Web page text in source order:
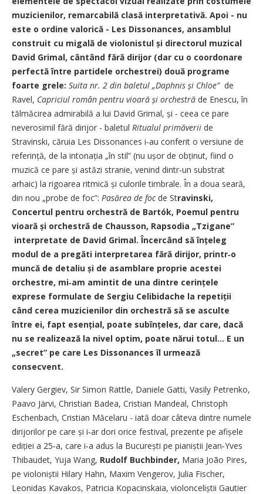
muzicienilor, remarcabilă clasă interpretativă. Apoi - nu
este o ordine valorică - Les Dissonances, ansamblul
construit cu migală de violonistul și directorul muzical
David Grimal, cântând fără dirijor (dar cu o coordonare
perfectă între partidele orchestrei) două programe
foarte grele: Suita nr. 2 din baletul „Daphnis și Chloe”de
Ravel, Capriciul român pentru vioară și orchestră de Enescu, în
tălmăcirea admirabilă a lui David Grimal, și - ceea ce pare
neverosimil fără dirijor - baletul Ritualul primăverii de
Stravinski, căruia Les Dissonances i‑au conferit o versiune de
referință, de la intonația „în stil” (nu ușor de obținut, fiind o
muzică ce pare și astăzi stranie, venind dintr‑un substrat
arhaic) la rigoarea ritmică și culorile timbrale. În a doua seară,
din nou „probe de foc”: Pasărea de focde Stravinski,
Concertul pentru orchestră de Bartók, Poemul pentru
vioară și orchestră de Chausson, Rapsodia „Tzigane”
interpretate de David Grimal. Încercând să înțeleg
modul de a pregăti interpretarea fără dirijor, printr‑o
muncă de detaliu și de asamblare proprie acestei
orchestre, mi‑am amintit de una dintre cerințele
exprese formulate de Sergiu Celibidache la repetiții
când cerea muzicienilor din orchestră să se asculte
între ei, fapt esențial, poate subînțeles, dar care, dacă
nu se realizează la nivel optim, poate nărui totul... E un
„secret” pe care Les Dissonances îl urmează
consecvent.
Valery Gergiev, Sir Simon Rattle, Daniele Gatti, Vasily Petrenko,
Paavo Järvi, Christian Badea, Cristian Mandeal, Christoph
Eschenbach, Cristian Măcelaru - iată doar câteva dintre numele
dirijorilor pe care și i‑ar dori orice festival, prezente pe afișele
ediției a 25‑a, care i‑a adus la București pe pianiștii Jean‑Yves
Thibaudet, Yuja Wang, Rudolf Buchbinder, Maria João Pires,
pe violoniștii Hilary Hahn, Maxim Vengerov, Julia Fischer,
Leonidas Kavakos, Patricia Kopacinskaia, violonceliștii Gautier